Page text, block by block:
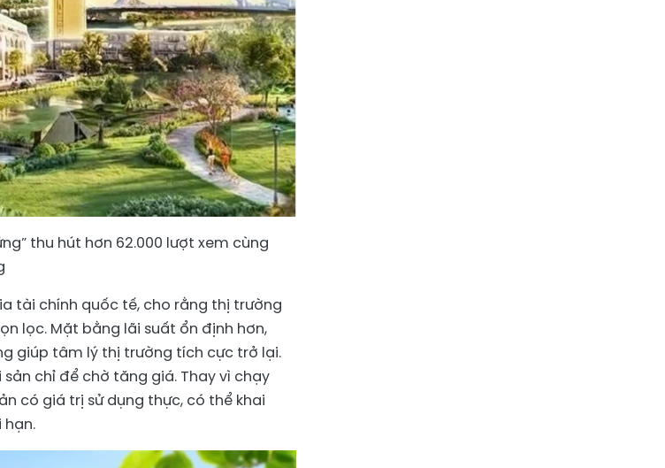
thu hút hơn 62.000 lượt xem cùng
tài chính quốc tế, cho rằng thị trường
lọc. Mặt bằng lãi suất ổn định hơn,
giúp tâm lý thị trường tích cực trở lại.
chỉ để chờ tăng giá. Thay vì chạy
có giá trị sử dụng thực, có thể khai